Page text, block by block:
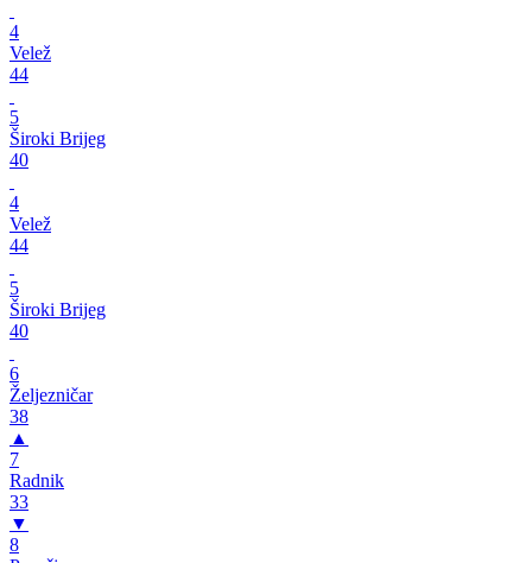
4
Velež
44
5
Široki Brijeg
40
4
Velež
44
5
Široki Brijeg
40
6
Željezničar
38
▲
7
Radnik
33
▼
8